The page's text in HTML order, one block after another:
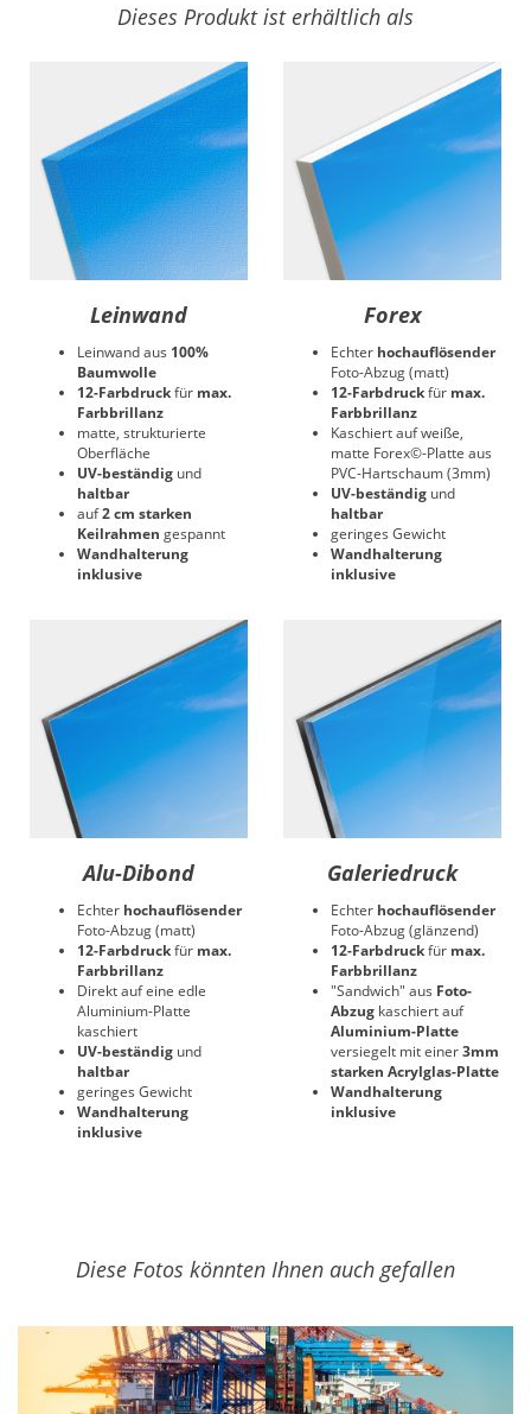
Dieses Produkt ist erhältlich als
Leinwand
Leinwand aus 100%
Baumwolle
12-Farbdruckfür max.
Farbbrillanz
matte, strukturierte
Oberfläche
UV-beständig und
haltbar
auf2 cm starken
Keilrahmen gespannt
Wandhalterung
inklusive
Forex
Echter hochauflösender
Foto-Abzug (matt)
12-Farbdruckfür max.
Farbbrillanz
Kaschiert auf weiße,
matte Forex©-Platte aus
PVC-Hartschaum (3mm)
UV-beständig und
haltbar
geringes Gewicht
Wandhalterung
inklusive
Alu-Dibond
Echter hochauflösender
Foto-Abzug (matt)
12-Farbdruckfür max.
Farbbrillanz
Direkt auf eine edle
Aluminium-Platte
kaschiert
UV-beständig und
haltbar
geringes Gewicht
Wandhalterung
inklusive
Galeriedruck
Echter hochauflösender
Foto-Abzug (glänzend)
12-Farbdruckfür max.
Farbbrillanz
"Sandwich" aus Foto-
Abzug kaschiert auf
Aluminium-Platte
versiegelt mit einer3mm
starken Acrylglas-Platte
Wandhalterung
inklusive
Diese Fotos könnten Ihnen auch gefallen